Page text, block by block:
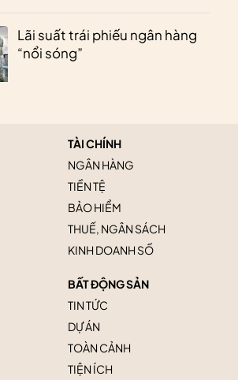
Lãi suất trái phiếu ngân hàng
“nổi sóng”
TÀI CHÍNH
NGÂN HÀNG
TIỀN TỆ
BẢO HIỂM
THUẾ, NGÂN SÁCH
KINH DOANH SỐ
BẤT ĐỘNG SẢN
TIN TỨC
DỰ ÁN
TOÀN CẢNH
TIỆN ÍCH